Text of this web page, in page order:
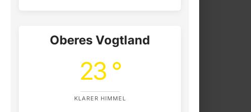
Oberes Vogtland
23 °
KLARER HIMMEL